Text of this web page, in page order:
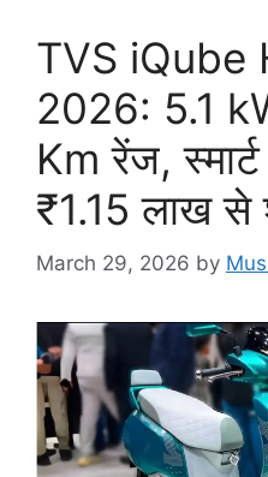
TVS iQube
2026: 5.1
Km रेंज,
₹1.15 लाख
March 29, 2026 by